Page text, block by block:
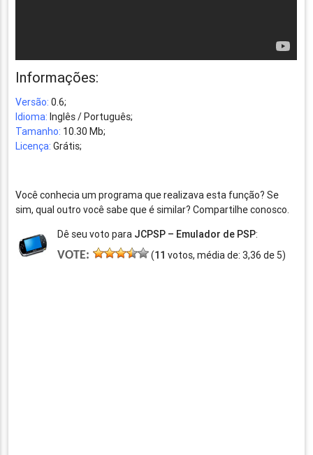
Informações:
Versão: 0.6;
Idioma: Inglês / Português;
Tamanho: 10.30 Mb;
Licença: Grátis;
Você conhecia um programa que realizava esta função? Se
sim, qual outro você sabe que é similar? Compartilhe conosco.
Dê seu voto para JCPSP – Emulador de PSP:
VOTE: (11 votos, média de:3,36 de 5)